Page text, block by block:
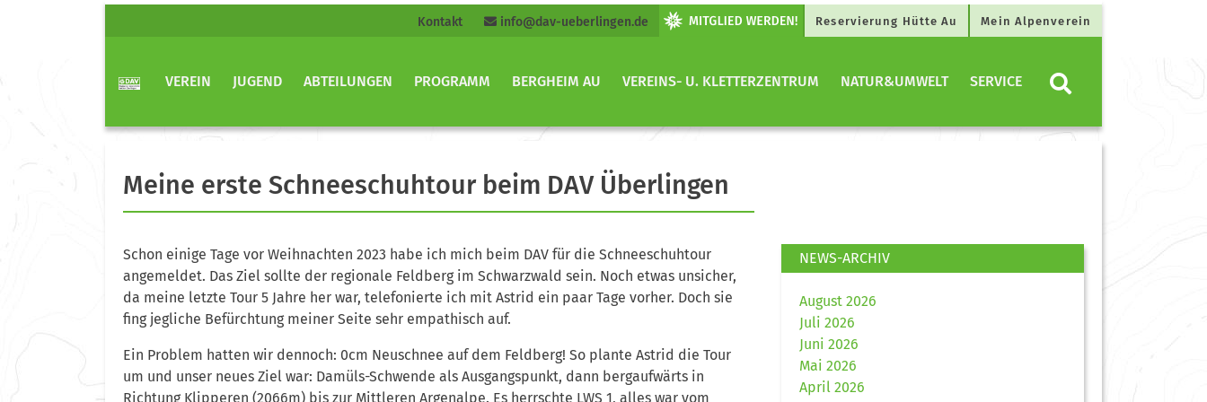
Kontakt info@dav-ueberlingen.de Reservierung Hütte Au Mein Alpenverein
VEREIN JUGEND ABTEILUNGEN PROGRAMM BERGHEIM AU VEREINS- U. KLETTERZENTRUM NATUR&UMWELT SERVICE
Meine erste Schneeschuhtour beim DAV Überlingen
Schon einige Tage vor Weihnachten 2023 habe ich mich beim DAV für die Schneeschuhtour
angemeldet. Das Ziel sollte der regionale Feldberg im Schwarzwald sein. Noch etwas unsicher,
da meine letzte Tour 5 Jahre her war, telefonierte ich mit Astrid ein paar Tage vorher. Doch sie
fing jegliche Befürchtung meiner Seite sehr empathisch auf.
Ein Problem hatten wir dennoch: 0cm Neuschnee auf dem Feldberg! So plante Astrid die Tour
um und unser neues Ziel war: Damüls-Schwende als Ausgangspunkt, dann bergaufwärts in
Richtung Klipperen (2066m) bis zur Mittleren Argenalpe. Es herrschte LWS 1, alles war vom
NEWS-ARCHIV
August 2026
Juli 2026
Juni 2026
Mai 2026
April 2026